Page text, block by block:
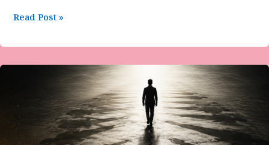
Read Post »
ಜಯಚಂದ್ರನ್ ಅವರ
ದಾಟಿದ